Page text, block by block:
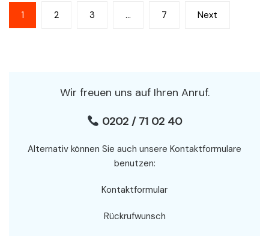
Seitennummerierung
der
1 2 3 … 7 Next
Wir freuen uns auf Ihren Anruf.
0202 / 71 02 40
Alternativ können Sie auch unsere Kontaktformulare
benutzen:
Kontaktformular
Rückrufwunsch